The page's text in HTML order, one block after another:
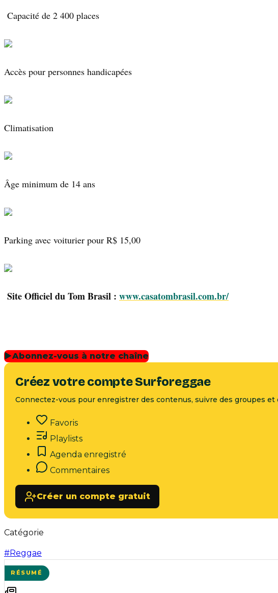
Capacité de 2 400 places
Accès pour personnes handicapées
Climatisation
Âge minimum de 14 ans
Parking avec voiturier pour R$ 15,00
Site Officiel du Tom Brasil : www.casatombrasil.com.br/
▶Abonnez-vous à notre chaîne
Créez votre compte Surforeggae
Connectez-vous pour enregistrer des contenus, suivre des groupes
Favoris
Playlists
Agenda enregistré
Commentaires
Créer un compte gratuit
Catégorie
#Reggae
RÉSUMÉ